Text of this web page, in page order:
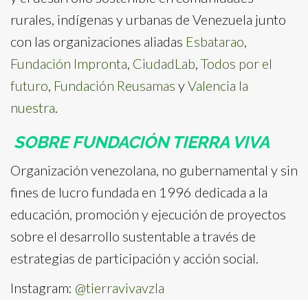
rurales, indígenas y urbanas de Venezuela junto
con las organizaciones aliadas Esbatarao
Fundación Impronta CiudadLab Todos por el
futuro Fundación Reusamas yValencia la
nuestra
SOBRE FUNDACIÓN TIERRA VIVA
Organización venezolana, no gubernamental y sin
fines de lucro fundada en 1996 dedicada a la
educación, promoción y ejecución de proyectos
sobre el desarrollo sustentable a través de
estrategias de participación y acción social.
Instagram: @tierravivavzla